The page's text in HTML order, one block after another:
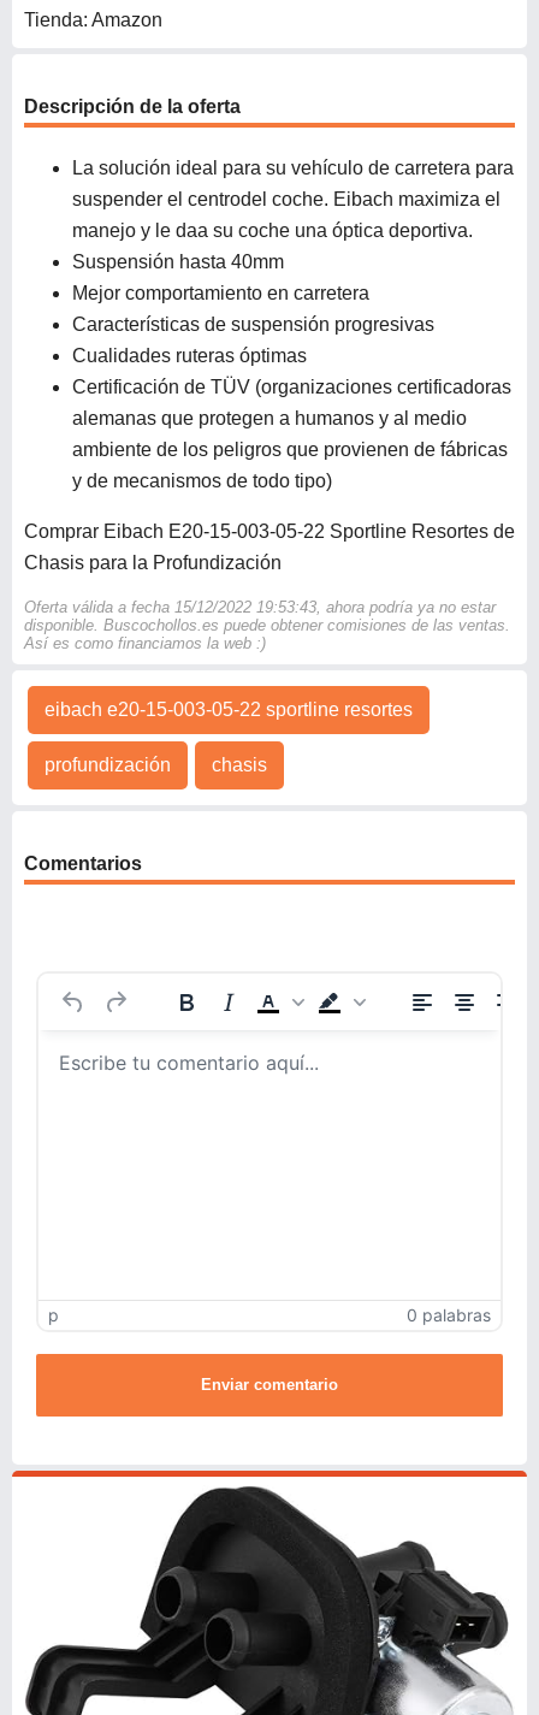
Tienda: Amazon
Descripción de la oferta
La solución ideal para su vehículo de carretera para
suspender el centrodel coche. Eibach maximiza el
manejo y le daa su coche una óptica deportiva.
Suspensión hasta 40mm
Mejor comportamiento en carretera
Características de suspensión progresivas
Cualidades ruteras óptimas
Certificación de TÜV (organizaciones certificadoras
alemanas que protegen a humanos y al medio
ambiente de los peligros que provienen de fábricas
y de mecanismos de todo tipo)
Comprar Eibach E20-15-003-05-22 Sportline Resortes de
Chasis para la Profundización
Oferta válida a fecha 15/12/2022 19:53:43, ahora podría ya no estar
disponible. Buscochollos.es puede obtener comisiones de las ventas.
Así es como financiamos la web :)
eibach e20-15-003-05-22 sportline resortes
profundización chasis
Comentarios
p 0 palabras
Enviar comentario